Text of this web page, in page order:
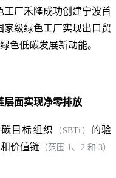
工厂禾隆成功创建宁波首
家级绿色工厂实现出口贸
色低碳发展新动能。
层面实现净零排放
目标组织 （SBTi） 的验
价值链（范围 1、2 和 3）